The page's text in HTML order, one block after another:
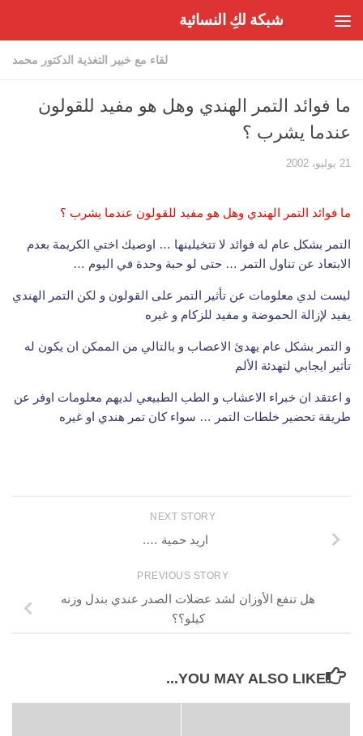
شبكة لكِ النسائية
لقاء مع خبير التغذية الدكتور محمد
ما فوائد التمر الهندي وهل هو مفيد للقولون
عندما يشرب ؟
21 يوليو، 2002
ما فوائد التمر الهندي وهل هو مفيد للقولون عندما يشرب ؟
التمر بشكل عام له فوائد لا تتخيلينها … اوصيك اختي الكريمة بعدم
الابتعاد عن تناول التمر … حتى لو حبة وحدة في اليوم …
ليست لدي معلومات عن تأثير التمر على القولون و لكن التمر الهندي
يفيد لإزالة الحموضة و مفيد للزكام و غيره
و التمر بشكل عام يهدئ الاعصاب و بالتالي من الممكن ان يكون له
تأثير ايجابي لتهدئة الألم
و اعتقد ان خبراء الاعشاب و الطب الطبيعي لديهم معلومات اوفر عن
طريقة تحضير خلطات التمر … سواء كان تمر هندي او غيره
NEXT STORY
اريد حمية ….
PREVIOUS STORY
هل تنفع الأوزان لشد عضلات الصدر عندي بندل وزنه
كيلو؟؟
YOU MAY ALSO LIKE...